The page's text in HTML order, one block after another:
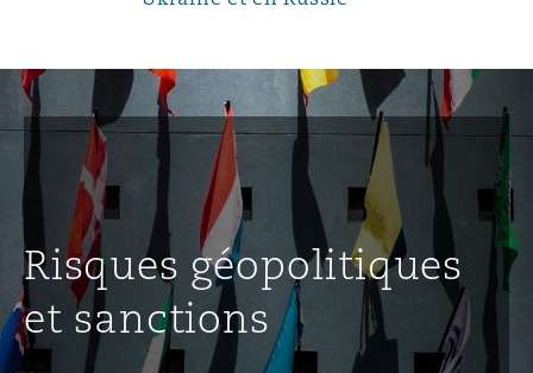
Risques géopolitiques
et sanctions